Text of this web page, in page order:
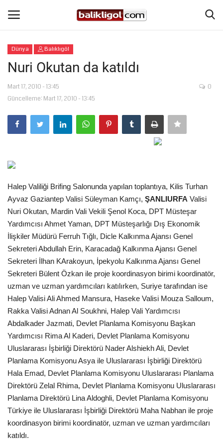
Giriş Yap
Anasayfa
Köşe Yazıları
Şanlıurfa
Eğitim
Spor
Gündem
Tekno Bilim
Ekonomi
Siyaset
Galeriler
Yaşam
Künye
Sağlık
Dünya Balıklıgöl
Nuri Okutan da katıldı
Mart 17, 2010 - 13:45
Güncelleme: Mart 17, 2010 - 13:45
0
Halep Valiliği Brifing Salonunda yapılan toplantıya, Kilis Turhan
Ayvaz Gaziantep Valisi Süleyman Kamçı, ŞANLIURFA Valisi
Nuri Okutan, Mardin Vali Vekili Şenol Koca, DPT Müsteşar
Yardımcısı Ahmet Yaman, DPT Müsteşarlığı Dış Ekonomik
İlişkiler Müdürü Ferruh Tığlı, Dicle Kalkınma Ajansı Genel
Sekreteri Abdullah Erin, Karacadağ Kalkınma Ajansı Genel
Sekreteri İlhan KArakoyun, İpekyolu Kalkınma Ajansı Genel
Sekreteri Bülent Özkan ile proje koordinasyon birimi koordinatör,
uzman ve uzman yardımcıları katılırken, Suriye tarafından ise
Halep Valisi Ali Ahmed Mansura, Haseke Valisi Mouza Salloum,
Rakka Valisi Adnan Al Soukhni, Halep Vali Yardımcısı
Abdalkader Jazmati, Devlet Planlama Komisyonu Başkan
Yardımcısı Rima Al Kaderi, Devlet Planlama Komisyonu
Uluslararası İşbirliği Direktörü Nader Alshiekh Ali, Devlet
Planlama Komisyonu Asya ile Uluslararası İşbirliği Direktörü
Hala Emad, Devlet Planlama Komisyonu Uluslararası Planlama
Direktörü Zelal Rhima, Devlet Planlama Komisyonu Uluslararası
Planlama Direktörü Lina Aldoghli, Devlet Planlama Komisyonu
Türkiye ile Uluslararası İşbirliği Direktörü Maha Nabhan ile proje
koordinasyon birimi koordinatör, uzman ve uzman yardımcıları
katıldı.